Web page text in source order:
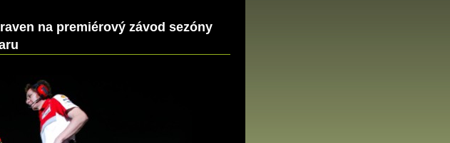
na premiérový závod sezóny